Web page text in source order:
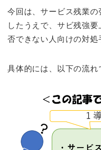
今回は、サービス残業
したうえで、サビ残強
否できない人向けの対処
具体的には、以下の流れ